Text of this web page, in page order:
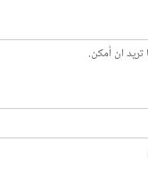
ان أمكن.